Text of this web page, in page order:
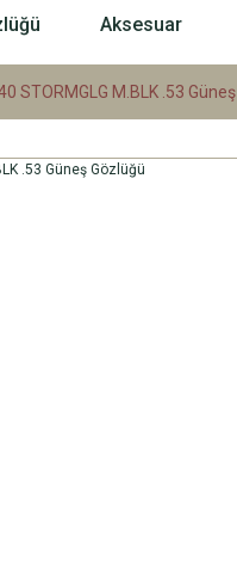
Aksesuar
STORMGLG M.BLK .53